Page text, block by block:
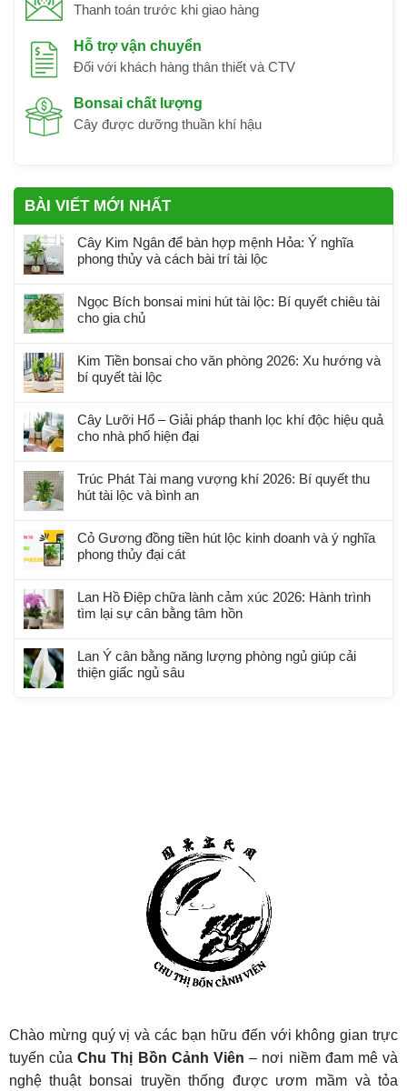
Thanh toán trước khi giao hàng
Hỗ trợ vận chuyển
Đối với khách hàng thân thiết và CTV
Bonsai chất lượng
Cây được dưỡng thuần khí hậu
BÀI VIẾT MỚI NHẤT
Cây Kim Ngân để bàn hợp mệnh Hỏa: Ý nghĩa
phong thủy và cách bài trí tài lộc
Ngọc Bích bonsai mini hút tài lộc: Bí quyết chiêu tài
cho gia chủ
Kim Tiền bonsai cho văn phòng 2026: Xu hướng và
bí quyết tài lộc
Cây Lưỡi Hổ – Giải pháp thanh lọc khí độc hiệu quả
cho nhà phố hiện đại
Trúc Phát Tài mang vượng khí 2026: Bí quyết thu
hút tài lộc và bình an
Cỏ Gương đồng tiền hút lộc kinh doanh và ý nghĩa
phong thủy đại cát
Lan Hồ Điệp chữa lành cảm xúc 2026: Hành trình
tìm lại sự cân bằng tâm hồn
Lan Ý cân bằng năng lượng phòng ngủ giúp cải
thiện giấc ngủ sâu
Chào mừng quý vị và các bạn hữu đến với không gian trực
tuyến củaChu Thị Bồn Cảnh Viên – nơi niềm đam mê và
nghệ thuật bonsai truyền thống được ươm mầm và tỏa